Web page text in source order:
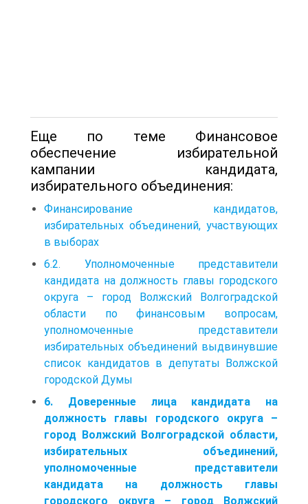
Еще по теме Финансовое
обеспечение избирательной
кампании кандидата,
избирательного объединения:
Финансирование кандидатов,
избирательных объединений, участвующих
в выборах
6.2. Уполномоченные представители
кандидата на должность главы городского
округа – город Волжский Волгоградской
области по финансовым вопросам,
уполномоченные представители
избирательных объединений выдвинувшие
список кандидатов в депутаты Волжской
городской Думы
6. Доверенные лица кандидата на
должность главы городского округа –
город Волжский Волгоградской области,
избирательных объединений,
уполномоченные представители
кандидата на должность главы
городского округа – город Волжский